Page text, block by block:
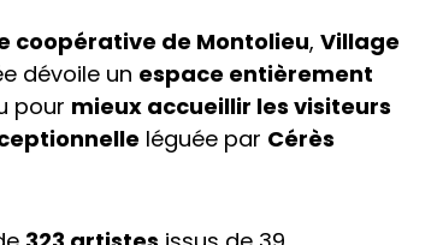
coopérative de Montolieu, Village
dévoile un espace entièrement
pour mieux accueillir les visiteurs
léguée par Cérès